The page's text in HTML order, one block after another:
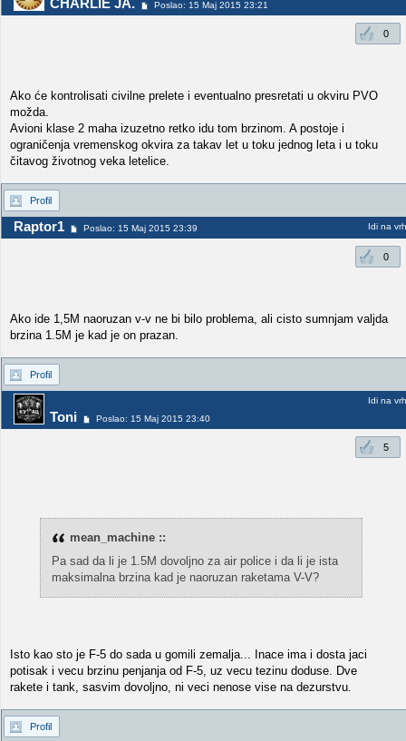
CHARLIE JA. Poslao: 15 Maj 2015 23:21
0
Ako će kontrolisati civilne prelete i eventualno presretati u okviru PVO
možda.
Avioni klase 2 maha izuzetno retko idu tom brzinom. A postoje i
ograničenja vremenskog okvira za takav let u toku jednog leta i u toku
čitavog životnog veka letelice.
Profil
Raptor1 Poslao: 15 Maj 2015 23:39 Idi na vrh
0
Ako ide 1,5M naoruzan v-v ne bi bilo problema, ali cisto sumnjam valjda
brzina 1.5M je kad je on prazan.
Profil
Toni Poslao: 15 Maj 2015 23:40
Idi na vrh
5
mean_machine ::
Pa sad da li je 1.5M dovoljno za air police i da li je ista
maksimalna brzina kad je naoruzan raketama V-V?
Isto kao sto je F-5 do sada u gomili zemalja... Inace ima i dosta jaci
potisak i vecu brzinu penjanja od F-5, uz vecu tezinu doduse. Dve
rakete i tank, sasvim dovoljno, ni veci nenose vise na dezurstvu.
Profil